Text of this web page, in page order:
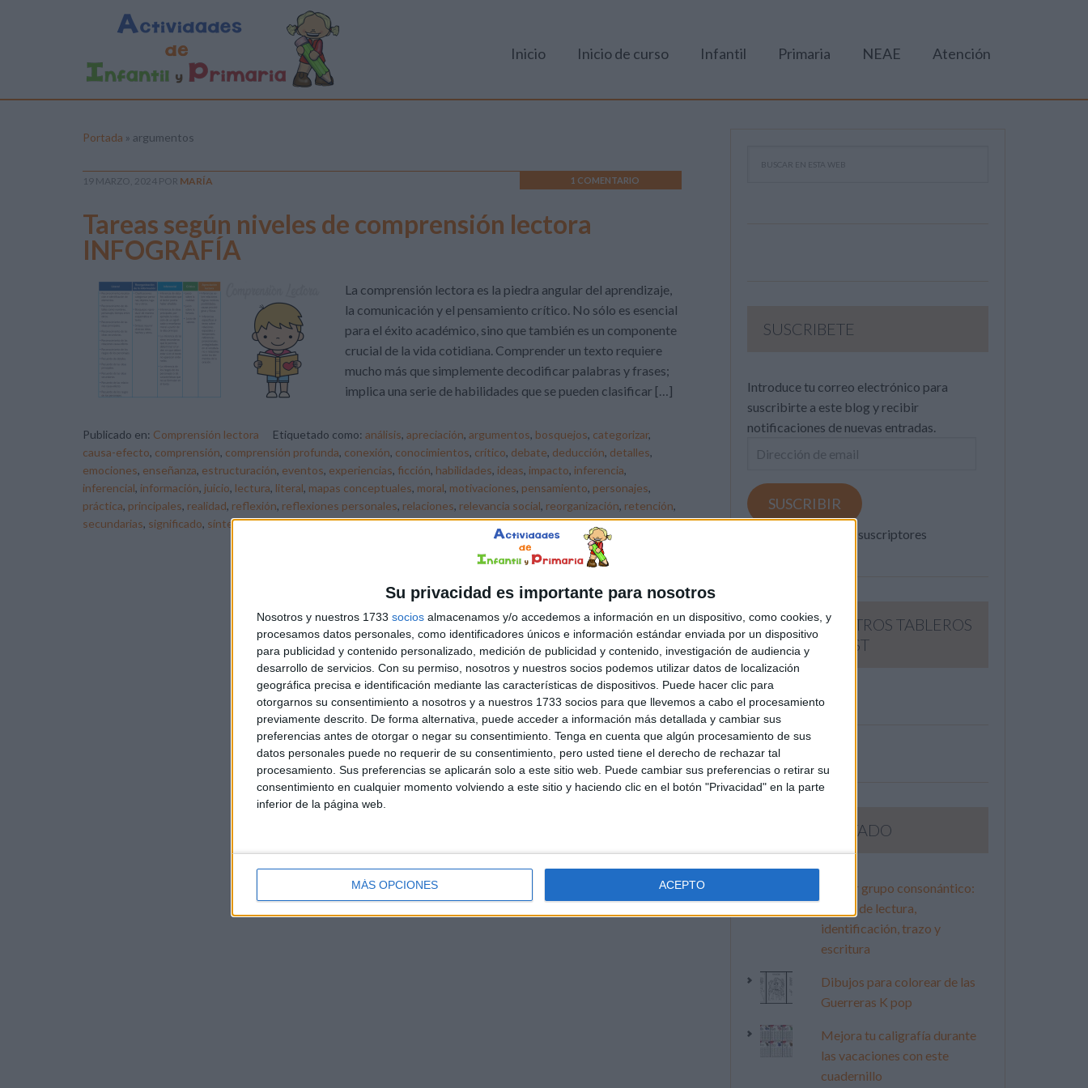
Su privacidad es importante para nosotros
Nosotros y nuestros 1733 socios almacenamos y/o accedemos a información en un dispositivo, como cookies, y
procesamos datos personales, como identificadores únicos e información estándar enviada por un dispositivo
para publicidad y contenido personalizado, medición de publicidad y contenido, investigación de audiencia y
desarrollo de servicios. Con su permiso, nosotros y nuestros socios podemos utilizar datos de localización
geográfica precisa e identificación mediante las características de dispositivos. Puede hacer clic para
otorgarnos su consentimiento a nosotros y a nuestros 1733 socios para que llevemos a cabo el procesamiento
previamente descrito. De forma alternativa, puede acceder a información más detallada y cambiar sus
preferencias antes de otorgar o negar su consentimiento. Tenga en cuenta que algún procesamiento de sus
datos personales puede no requerir de su consentimiento, pero usted tiene el derecho de rechazar tal
procesamiento. Sus preferencias se aplicarán solo a este sitio web. Puede cambiar sus preferencias o retirar su
consentimiento en cualquier momento volviendo a este sitio y haciendo clic en el botón "Privacidad" en la parte
inferior de la página web.
MÁS OPCIONES ACEPTO
Inicio Inicio de curso Infantil Primaria NEAE Atención
Portada » argumentos
19 MARZO, 2024 POR MARÍA 1 COMENTARIO
Tareas según niveles de comprensión lectora
INFOGRAFÍA
La comprensión lectora es la piedra angular del aprendizaje,
la comunicación y el pensamiento crítico. No sólo es esencial
para el éxito académico, sino que también es un componente
crucial de la vida cotidiana. Comprender un texto requiere
mucho más que simplemente decodificar palabras y frases;
implica una serie de habilidades que se pueden clasificar […]
Publicado en: Comprensión lectora Etiquetado como: análisis, apreciación, argumentos, bosquejos, categorizar,
causa-efecto, comprensión, comprensión profunda, conexión, conocimientos, crítico, debate, deducción, detalles,
emociones, enseñanza, estructuración, eventos, experiencias, ficción, habilidades, ideas, impacto, inferencia,
inferencial, información, juicio, lectura, literal, mapas conceptuales, moral, motivaciones, pensamiento, personajes,
práctica, principales, realidad, reflexión, reflexiones personales, relaciones, relevancia social, reorganización, retención,
secundarias, significado, síntesis,texto,valores,verosimilitud
SUSCRIBETE
Introduce tu correo electrónico para
suscribirte a este blog y recibir
notificaciones de nuevas entradas.
Dirección
email
SUSCRIBIR
Únete a otros 371K suscriptores
SIGUE NUESTROS TABLEROS
EN PINTEREST
LO MÁS VISITADO
Primer grupo consonántico:
Fichas de lectura,
identificación, trazo y
escritura
Dibujos para colorear de las
Guerreras K pop
Mejora tu caligrafía durante
las vacaciones con este
cuadernillo